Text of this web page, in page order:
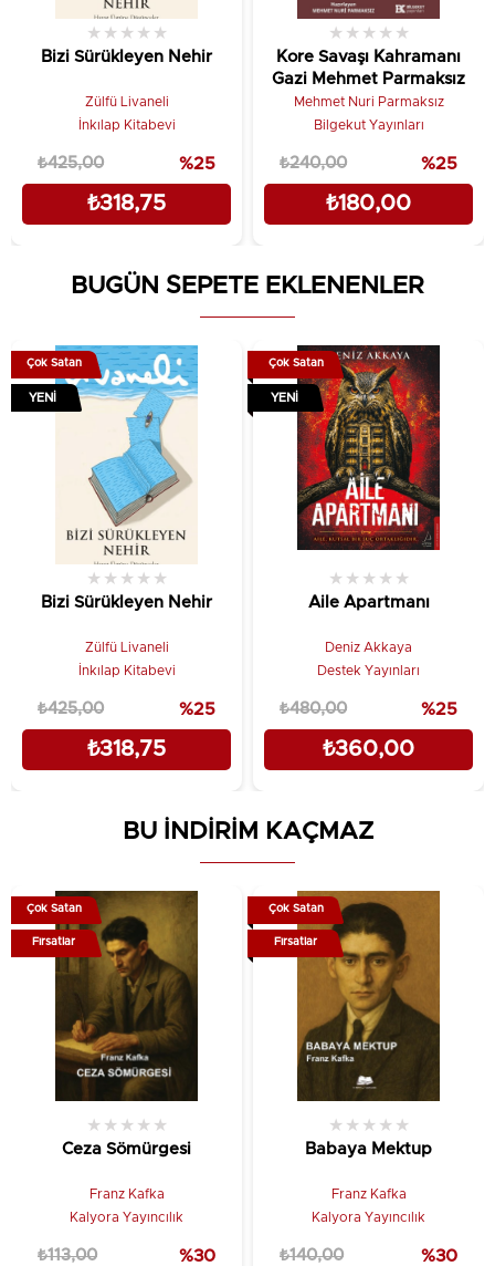
Bizi Sürükleyen Nehir
★ ★ ★ ★ ★
Zülfü Livaneli
İnkılap Kitabevi
₺318,75
₺425,00 %25
Kore Savaşı Kahramanı
Gazi Mehmet Parmaksız
★ ★ ★ ★ ★
Mehmet Nuri Parmaksız
Bilgekut Yayınları
₺180,00
₺240,00 %25
BUGÜN SEPETE EKLENENLER
Bizi Sürükleyen Nehir
★ ★ ★ ★ ★
Zülfü Livaneli
İnkılap Kitabevi
₺318,75
₺425,00 %25
Çok Satan
YENI
Aile Apartmanı
★ ★ ★ ★ ★
Deniz Akkaya
Destek Yayınları
₺360,00
₺480,00 %25
Çok Satan
YENI
BU İNDİRİM KAÇMAZ
Ceza Sömürgesi
★ ★ ★ ★ ★
Franz Kafka
Kalyora Yayıncılık
₺113,00 %30
Çok Satan
Fırsatlar
Babaya Mektup
★ ★ ★ ★ ★
Franz Kafka
Kalyora Yayıncılık
₺140,00 %30
Çok Satan
Fırsatlar